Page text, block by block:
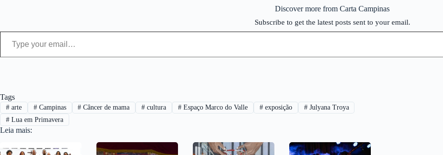
Discover more from Carta Campinas
Subscribe to get the latest posts sent to your email.
Type your email…
Tags
#arte #Campinas # Câncer de mama # cultura # Espaço Marco do Valle #exposição #Julyana Troya
#Lua em Primavera
Leia mais: